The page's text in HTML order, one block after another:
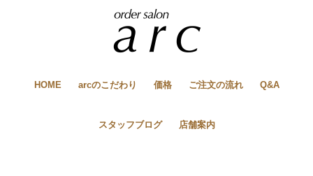
HOME arcのこだわり 価格 ご注文の流れ Q&A
スタッフブログ 店舗案内